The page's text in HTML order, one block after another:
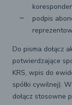
podpis
Do pisma dołącz
potwierdzające
KRS, wpis do
spółki cywilnej).
dołącz stosowne